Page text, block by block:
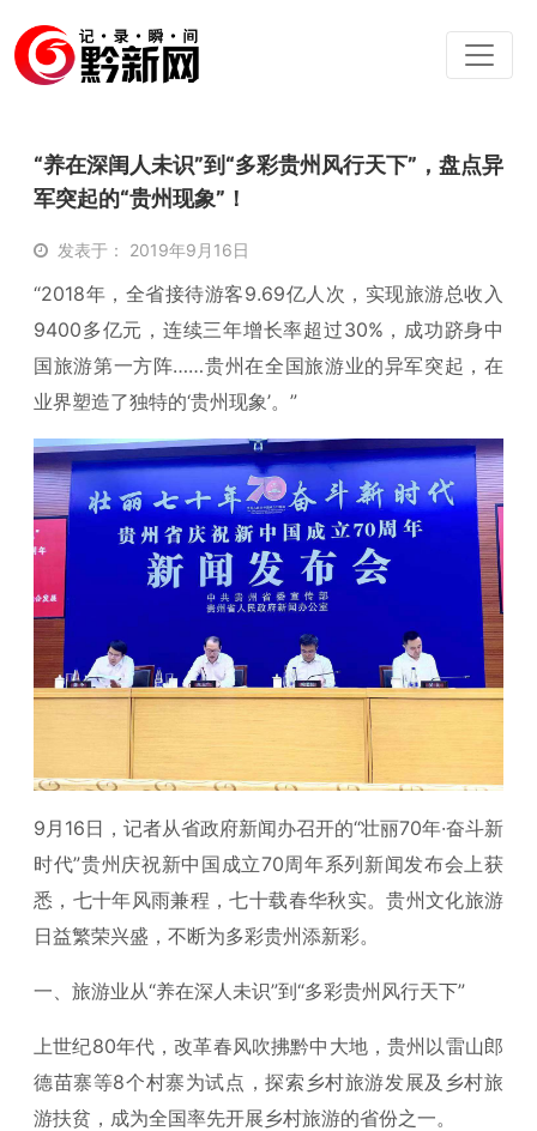
“养在深闺人未识”到“多彩贵州风行天下”，盘点异
军突起的“贵州现象”！
发表于： 2019年9月16日
“2018年，全省接待游客9.69亿人次，实现旅游总收入
9400多亿元，连续三年增长率超过30%，成功跻身中
国旅游第一方阵……贵州在全国旅游业的异军突起，在
业界塑造了独特的‘贵州现象’。”
9月16日，记者从省政府新闻办召开的“壮丽70年·奋斗新
时代”贵州庆祝新中国成立70周年系列新闻发布会上获
悉，七十年风雨兼程，七十载春华秋实。贵州文化旅游
日益繁荣兴盛，不断为多彩贵州添新彩。
一、旅游业从“养在深人未识”到“多彩贵州风行天下”
上世纪80年代，改革春风吹拂黔中大地，贵州以雷山郎
德苗寨等8个村寨为试点，探索乡村旅游发展及乡村旅
游扶贫，成为全国率先开展乡村旅游的省份之一。